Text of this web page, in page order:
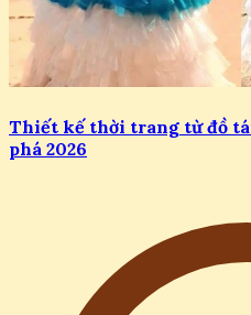
Thiết kế thời trang từ đồ
phá 2026